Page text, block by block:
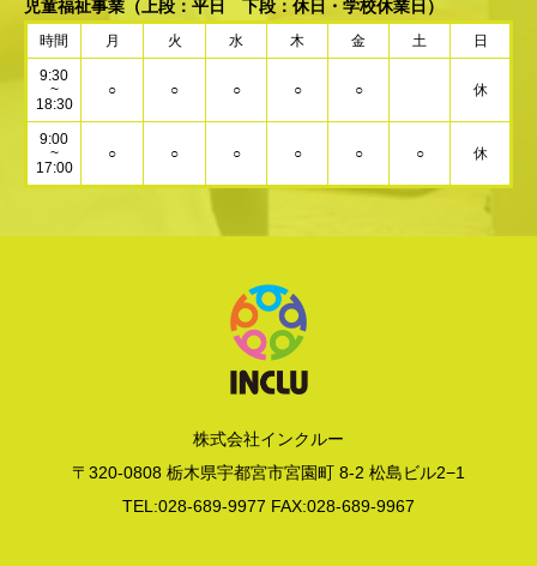
児童福祉事業 （上段：平日 下段：休日・学校休業日）
時間 月 火 水 木 金 土 日
9:30
~
18:30
○ ○ ○ ○ ○ 休
9:00
~
17:00
○ ○ ○ ○ ○ ○ 休
株式会社インクルー
〒320-0808 栃木県宇都宮市宮園町 8-2 松島ビル2−1
TEL:028-689-9977 FAX:028-689-9967